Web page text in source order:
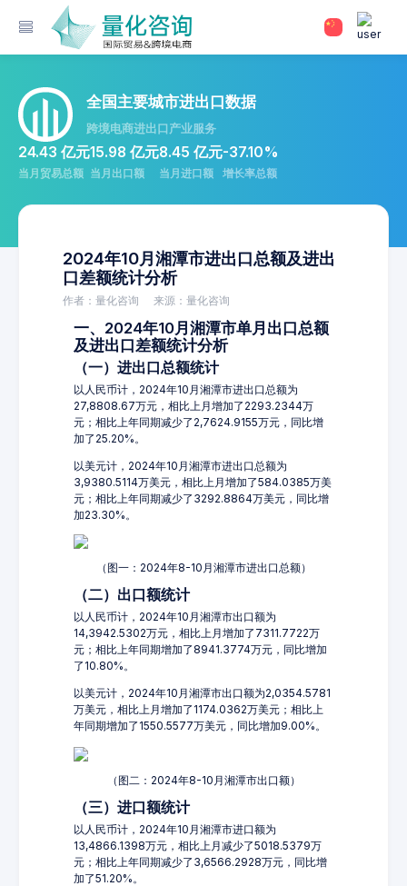
全国主要城市进出口数据
跨境电商进出口产业服务
24.43 亿元
当月贸易总额
15.98 亿元
当月出口额
8.45 亿元
当月进口额
-37.10%
增长率总额
2024年10月湘潭市进出口总额及进出
口差额统计分析
作者：量化咨询 来源：量化咨询
一、2024年10月湘潭市单月出口总额
及进出口差额统计分析
（一）进出口总额统计
以人民币计，2024年10月湘潭市进出口总额为
27,8808.67万元，相比上月增加了2293.2344万
元；相比上年同期减少了2,7624.9155万元，同比增
加了25.20%。
以美元计，2024年10月湘潭市进出口总额为
3,9380.5114万美元，相比上月增加了584.0385万美
元；相比上年同期减少了3292.8864万美元，同比增
加23.30%。
（图一：2024年8-10月湘潭市进出口总额）
（二）出口额统计
以人民币计，2024年10月湘潭市出口额为
14,3942.5302万元，相比上月增加了7311.7722万
元；相比上年同期增加了8941.3774万元，同比增加
了10.80%。
以美元计，2024年10月湘潭市出口额为2,0354.5781
万美元，相比上月增加了1174.0362万美元；相比上
年同期增加了1550.5577万美元，同比增加9.00%。
（图二：2024年8-10月湘潭市出口额）
（三）进口额统计
以人民币计，2024年10月湘潭市进口额为
13,4866.1398万元，相比上月减少了5018.5379万
元；相比上年同期减少了3,6566.2928万元，同比增
加了51.20%。